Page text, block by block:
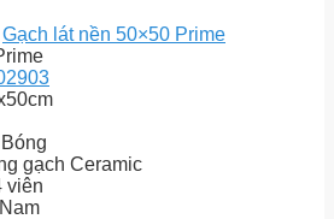
Gạch lát nền 50×50 Prime
gạch Ceramic
viên